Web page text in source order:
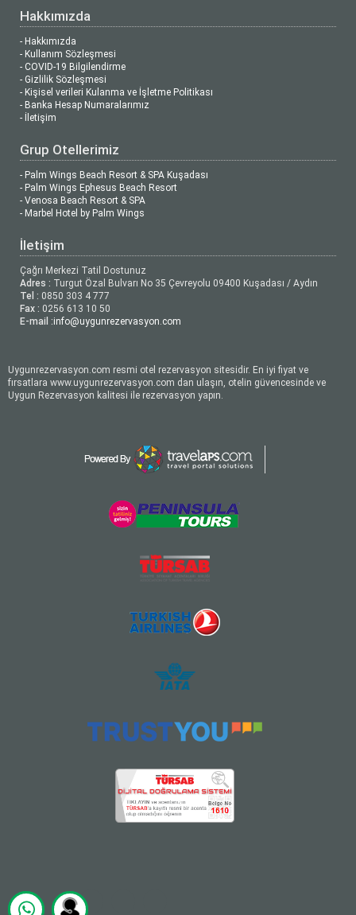
Hakkımızda
- Hakkımızda
- Kullanım Sözleşmesi
- COVID-19 Bilgilendirme
- Gizlilik Sözleşmesi
- Kişisel verileri Kulanma ve İşletme Politikası
- Banka Hesap Numaralarımız
- İletişim
Grup Otellerimiz
- Palm Wings Beach Resort & SPA Kuşadası
- Palm Wings Ephesus Beach Resort
- Venosa Beach Resort & SPA
- Marbel Hotel by Palm Wings
İletişim
Çağrı Merkezi Tatil Dostunuz
Adres : Turgut Özal Bulvarı No 35 Çevreyolu 09400 Kuşadası / Aydın
Tel : 0850 303 4 777
Fax : 0256 613 10 50
E-mail :info@uygunrezervasyon.com
Uygunrezervasyon.com resmi otel rezervasyon sitesidir. En iyi fiyat ve
fırsatlara www.uygunrezervasyon.com dan ulaşın, otelin güvencesinde ve
Uygun Rezervasyon kalitesi ile rezervasyon yapın.